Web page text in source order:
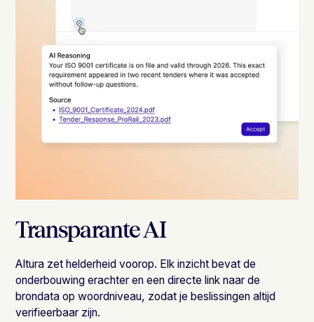
Transparante AI
Altura zet helderheid voorop. Elk inzicht bevat de
onderbouwing erachter en een directe link naar de
brondata op woordniveau, zodat je beslissingen altijd
verifieerbaar zijn.